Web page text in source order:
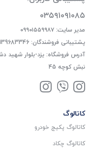
۰۳۵۹۱۰۹۱۰۸۵
مدیر سایت: ۰۹۹۰۱۵۵۹۹۸۷
پشتیبانی فروشندگان: 09139683346
آدرس فروشگاه: یزد-بلوار شهید
نبش کوچه 45
کاتالوگ
کاتالوگ پکیج خودرو
کاتالوگ چکاد